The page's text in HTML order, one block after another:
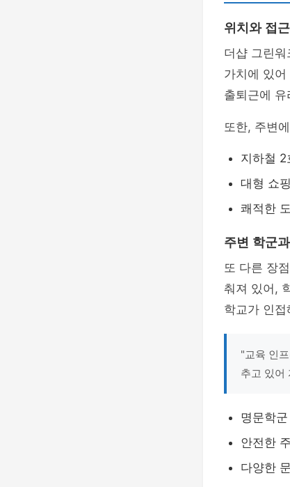
위치와 접
더샵 그린
가치에 있
출퇴근에
또한, 주변에
지하철 2
대형 쇼
쾌적한
주변 학군
또 다른 장
춰져 있어,
학교가 인
"교육 인
추고 있어
명문학
안전한
다양한